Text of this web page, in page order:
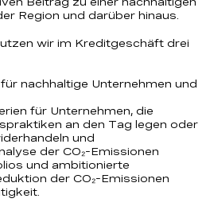
Region und darüber hinaus.
wir im Kreditgeschäft drei
nachhaltige Unternehmen und
für Unternehmen, die
an den Tag legen oder
und
der CO₂-Emissionen
und ambitionierte
der CO₂-Emissionen